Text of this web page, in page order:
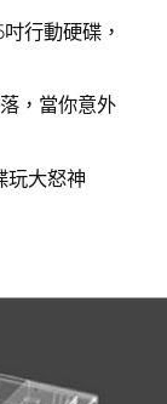
行動硬碟，
，當你意外
玩大怒神